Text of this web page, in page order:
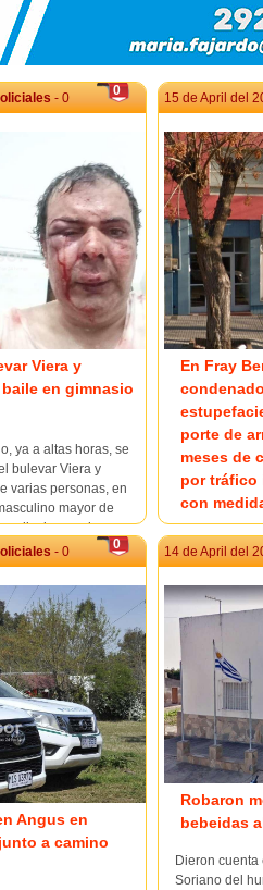
0
- 0
Viera y
en gimnasio
ya a altas horas, se
bulevar Viera y
varias personas, en
mayor de
en el
intervención de
15 de April del
En Fray
porte de
meses de
por tráfico
con
En sede del
Tercer Turno
su titular
que el día 12
0
- 0
Angus en
a camino
14 de April del
Robaron
bebeidas
Dieron cuenta
Soriano del